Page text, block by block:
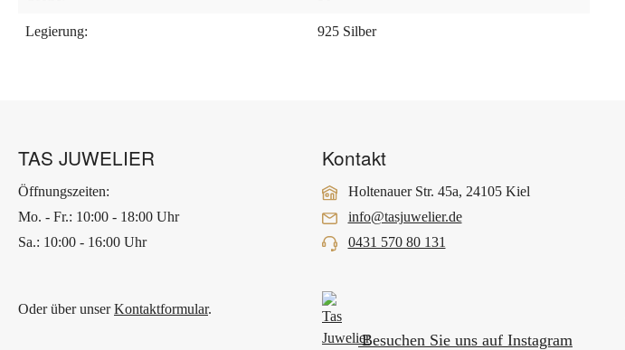
Legierung: 925 Silber
TAS JUWELIER
Öffnungszeiten:
Mo. - Fr.: 10:00 - 18:00 Uhr
Sa.: 10:00 - 16:00 Uhr
Oder über unserKontaktformular.
Kontakt
Holtenauer Str. 45a, 24105 Kiel
info@tasjuwelier.de
0431 570 80 131
Besuchen Sie uns auf Instagram